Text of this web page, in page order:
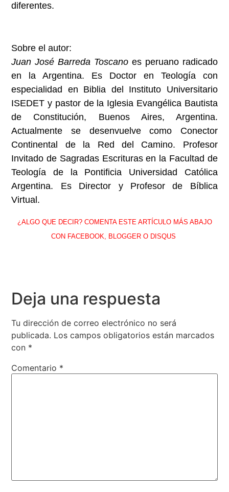
diferentes.
Sobre el autor:
Juan José Barreda Toscano es peruano radicado
en la Argentina. Es Doctor en Teología con
especialidad en Biblia del Instituto Universitario
ISEDET y pastor de la Iglesia Evangélica Bautista
de Constitución, Buenos Aires, Argentina.
Actualmente se desenvuelve como Conector
Continental de la Red del Camino. Profesor
Invitado de Sagradas Escrituras en la Facultad de
Teología de la Pontificia Universidad Católica
Argentina. Es Director y Profesor de Bíblica
Virtual.
¿ALGO QUE DECIR? COMENTA ESTE ARTÍCULO MÁS ABAJO
CON FACEBOOK, BLOGGER O DISQUS
Deja una respuesta
Tu dirección de correo electrónico no será
publicada. Los campos obligatorios están marcados
con *
Comentario *